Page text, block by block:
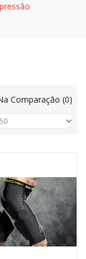
Comparação (0)